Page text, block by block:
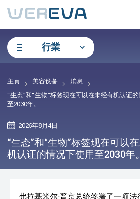
行業
主頁 美容设备 消息
“生态”和“生物”标签现在可以在未经有机认证的
至2030年。
2025年8月4日
“生态”和“生物”标签现在可以
机认证的情况下使用至2030年。
弗拉基米尔·普京总统签署了一项法